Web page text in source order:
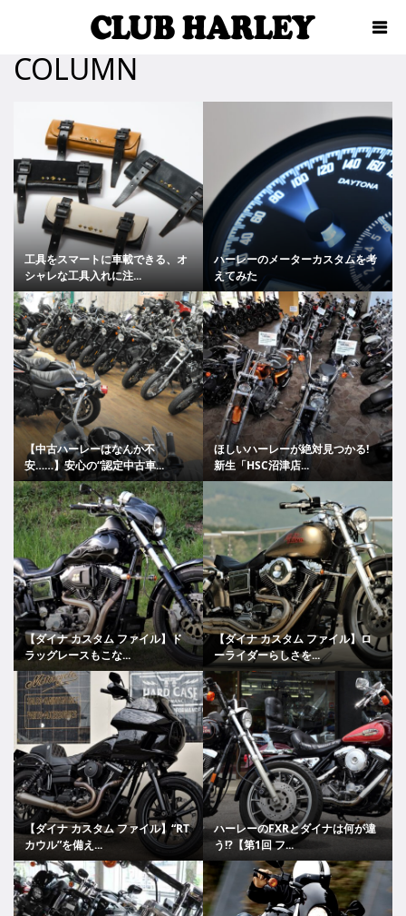
COLUMN
工具をスマートに車載できる、オ
シャレな工具入れに注...
ハーレーのメーターカスタムを考
えてみた
【中古ハーレーはなんか不
安……】安心の“認定中古車...
ほしいハーレーが絶対見つかる!
新生「HSC沼津店...
【ダイナ カスタム ファイル】ド
ラッグレースもこな...
【ダイナ カスタム ファイル】ロ
ーライダーらしさを...
【ダイナ カスタム ファイル】“RT
カウル”を備え...
ハーレーのFXRとダイナは何が違
う!?【第1回 フ...